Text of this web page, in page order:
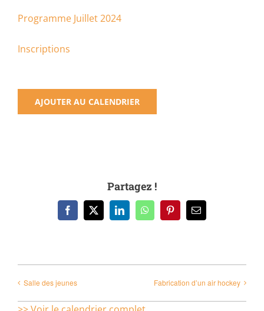
Programme Juillet 2024
Inscriptions
AJOUTER AU CALENDRIER
Partagez !
Facebook
X LinkedInWhatsAppPinterestEmail
Salle des jeunes Fabrication d’un air hockey